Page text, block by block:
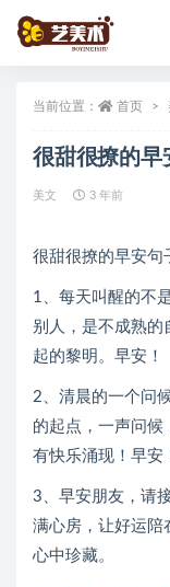
当前位置： 首页
很甜很撩的早
美文 3 年前
很甜很撩的早安句
1、每天叫醒的不
别人，是不成熟的
起的黎明。早安！
2、清晨的一个问
的起点，一声问候
有快乐涌现！早安
3、早安朋友，请
满心房，让好运陪
心中珍藏。